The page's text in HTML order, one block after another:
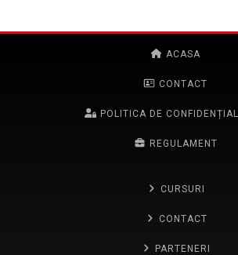
ACASA
CONTACT
POLITICA DE
REGULAMENT
CURSURI
CONTACT
PARTENERI